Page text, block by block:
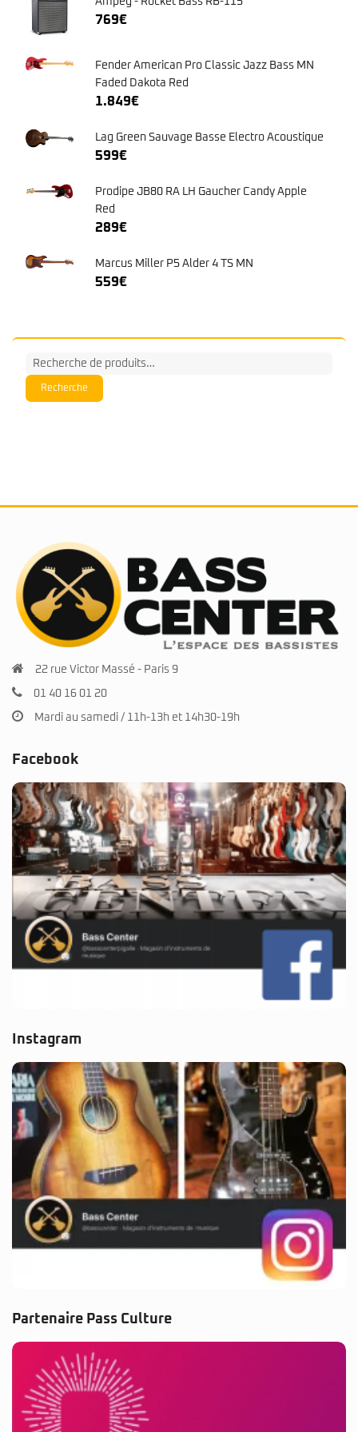
769€
Fender American Pro Classic Jazz Bass MN
Faded Dakota Red
1.849€
Lag Green Sauvage Basse Electro Acoustique
599€
Prodipe JB80 RA LH Gaucher Candy Apple
Red
289€
Marcus Miller P5 Alder 4 TS MN
559€
Recherche
pour :
Recherche
22 rue Victor Massé - Paris 9
01 40 16 01 20
Mardi au samedi / 11h-13h et 14h30-19h
Facebook
Instagram
Partenaire Pass Culture